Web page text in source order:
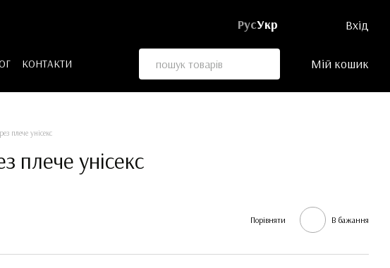
РусУкр Вхід
КОНТАКТИ
Мій кошик
плече унісекс
плече унісекс
Порівняти В бажання